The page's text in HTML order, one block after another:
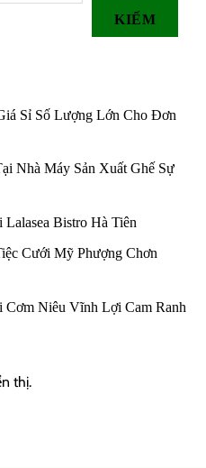
KIẾM
Sỉ Số Lượng Lớn Cho Đơn
Nhà Máy Sản Xuất Ghế Sự
Bistro Hà Tiên
Cưới Mỹ Phượng Chơn
Niêu Vĩnh Lợi Cam Ranh
thị.